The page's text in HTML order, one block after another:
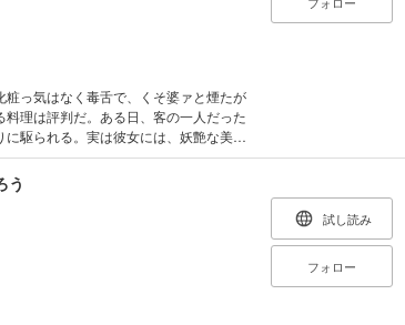
っ気はなく毒舌で、くそ婆ァと煙たが
理は評判だ。ある日、客の一人だった
駆られる。実は彼女には、妖艶な美女
かすもう一つの顔があった――。孤独を
く人情小説シリーズ第一弾。
う
試し読み
フォロー